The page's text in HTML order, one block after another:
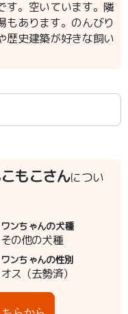
す。空いています。隣
もあります。のんびり
歴史建築が好きな飼い
もこさんについ
ワンちゃんの犬種
その他の犬種
ワンちゃんの性別
オス（去勢済）